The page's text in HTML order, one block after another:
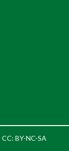
CC: BY-NC-SA